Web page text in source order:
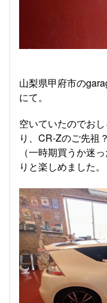
山梨県甲府市の
にて。
空いていたのでお
り、CR-Zのご先祖
（一時期買うか迷
りと楽しめました。